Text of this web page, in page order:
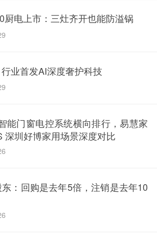
厨电上市：三灶齐开也能防溢锅
业首发AI深度奢护科技
能门窗电控系统横向排行，易慧家
深圳好博家用场景深度对比
：回购是去年5倍，注销是去年10